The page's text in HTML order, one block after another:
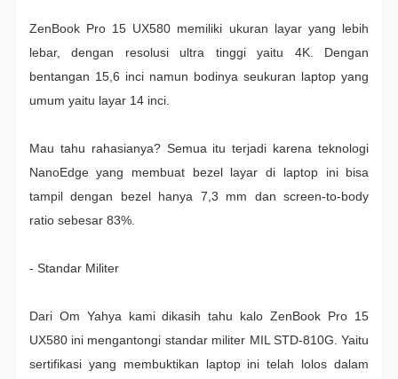
ZenBook Pro 15 UX580 memiliki ukuran layar yang lebih
lebar, dengan resolusi ultra tinggi yaitu 4K. Dengan
bentangan 15,6 inci namun bodinya seukuran laptop yang
umum yaitu layar 14 inci.
Mau tahu rahasianya? Semua itu terjadi karena teknologi
NanoEdge yang membuat bezel layar di laptop ini bisa
tampil dengan bezel hanya 7,3 mm dan screen-to-body
ratio sebesar 83%.
- Standar Militer
Dari Om Yahya kami dikasih tahu kalo ZenBook Pro 15
UX580 ini mengantongi standar militer MIL STD-810G. Yaitu
sertifikasi yang membuktikan laptop ini telah lolos dalam